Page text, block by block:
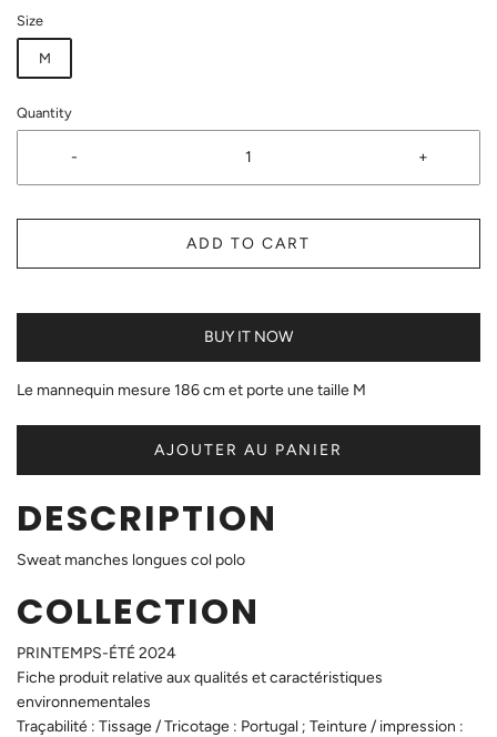
Size
M
Quantity
- +
ADD TO CART
BUY IT NOW
Le mannequin mesure 186 cm et porte une taille M
AJOUTER AU PANIER
DESCRIPTION
Sweat manches longues col polo
COLLECTION
PRINTEMPS-ÉTÉ 2024
Fiche produit relative aux qualités et caractéristiques
environnementales
Traçabilité : Tissage / Tricotage : Portugal ; Teinture / impression :